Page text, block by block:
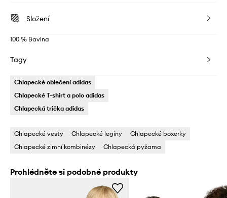
Složení
100 % Bavlna
Tagy
Chlapecké oblečení adidas
Chlapecké T-shirt a polo adidas
Chlapecká trička adidas
Chlapecké vesty Chlapecké legíny
Chlapecké boxerky
Chlapecké zimní kombinézy
Chlapecká pyžama
Prohlédněte si podobné produkty